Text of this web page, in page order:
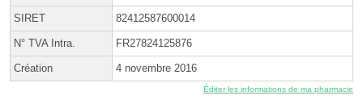
SIRET 82412587600014
N° TVA Intra. FR27824125876
Création 4 novembre 2016
Éditer les informations de ma pharmacie